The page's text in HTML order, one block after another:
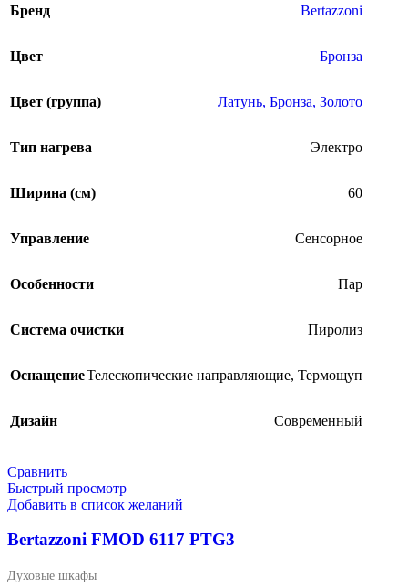
Бренд
Bertazzoni
Цвет Бронза
Цвет (группа) Латунь, Бронза, Золото
Тип нагрева Электро
Ширина (см) 60
Управление Сенсорное
Особенности Пар
Система очистки Пиролиз
ОснащениеТелескопические направляющие, Термощуп
Дизайн Современный
Сравнить
Быстрый просмотр
Добавить в список желаний
Bertazzoni FMOD 6117 PTG3
Духовые шкафы